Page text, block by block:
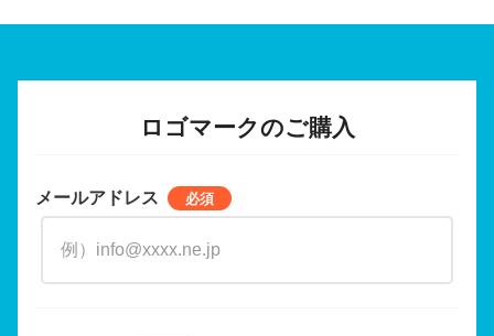
ロゴマークのご購入
メールアドレス